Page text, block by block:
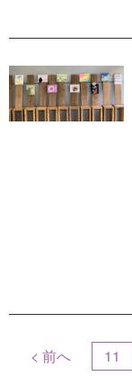
< 前へ 11